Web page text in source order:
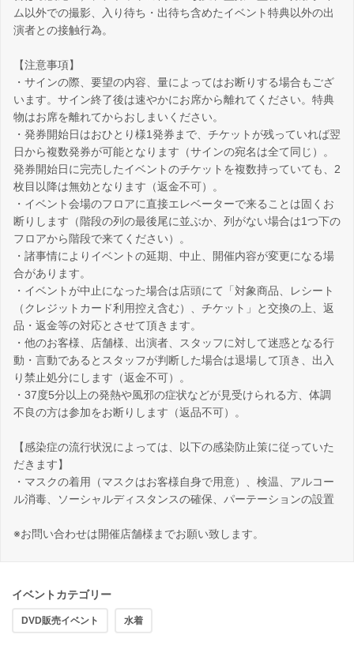
ム以外での撮影、入り待ち・出待ち含めたイベント特典以外の出
演者との接触行為。
【注意事項】
・サインの際、要望の内容、量によってはお断りする場合もござ
います。サイン終了後は速やかにお席から離れてください。特典
物はお席を離れてからおしまいください。
・発券開始日はおひとり様1発券まで、チケットが残っていれば翌
日から複数発券が可能となります（サインの宛名は全て同じ）。
発券開始日に完売したイベントのチケットを複数持っていても、2
枚目以降は無効となります（返金不可）。
・イベント会場のフロアに直接エレベーターで来ることは固くお
断りします（階段の列の最後尾に並ぶか、列がない場合は1つ下の
フロアから階段で来てください）。
・諸事情によりイベントの延期、中止、開催内容が変更になる場
合があります。
・イベントが中止になった場合は店頭にて「対象商品、レシート
（クレジットカード利用控え含む）、チケット」と交換の上、返
品・返金等の対応とさせて頂きます。
・他のお客様、店舗様、出演者、スタッフに対して迷惑となる行
動・言動であるとスタッフが判断した場合は退場して頂き、出入
り禁止処分にします（返金不可）。
・37度5分以上の発熱や風邪の症状などが見受けられる方、体調
不良の方は参加をお断りします（返品不可）。
【感染症の流行状況によっては、以下の感染防止策に従っていた
だきます】
・マスクの着用（マスクはお客様自身で用意）、検温、アルコー
ル消毒、ソーシャルディスタンスの確保、パーテーションの設置
※お問い合わせは開催店舗様までお願い致します。
イベントカテゴリー
DVD販売イベント 水着